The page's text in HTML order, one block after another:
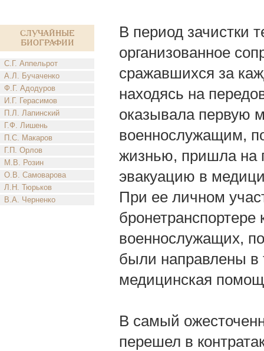
Случайные
биографии
С.Г. Аппельрот
А.Л. Бучаченко
Ф.Г. Адодуров
И.Г. Герасимов
П.Л. Лапинский
Г.Ф. Лишень
П.С. Макаров
Г.П. Орлов
М.В. Розин
О.В. Самоварова
Л.Н. Тюрьков
В.А. Черненко
В период зачистки
организованное
сражавшихся за
находясь на
оказывала первую
военнослужащим,
жизнью, пришла на
эвакуацию в
При ее личном
бронетранспортере
военнослужащих,
были направлены в
медицинская
В самый
перешел в